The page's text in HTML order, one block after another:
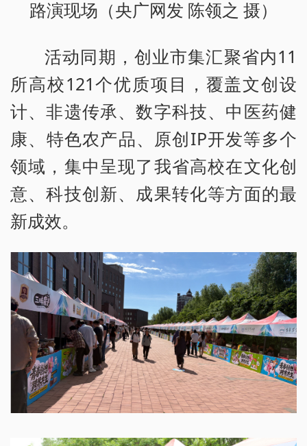
路演现场（央广网发 陈领之 摄）
活动同期，创业市集汇聚省内11
所高校121个优质项目，覆盖文创设
计、非遗传承、数字科技、中医药健
康、特色农产品、原创IP开发等多个
领域，集中呈现了我省高校在文化创
意、科技创新、成果转化等方面的最
新成效。